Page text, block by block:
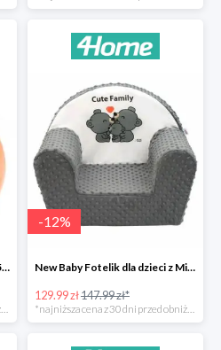
Świecznik ceramiczny Dynia -35%
*najniższa cena z 30 dni przed obniżką
-12%
New Baby Fotelik dla dzieci z Minky Cute Family -12%
129.99 zł147.99 zł*
*najniższa cena z 30 dni przed obniżką